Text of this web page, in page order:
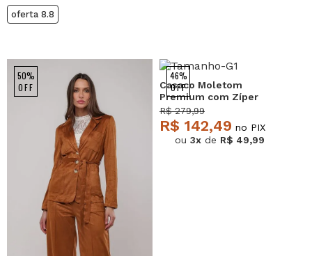
oferta 8.8
50%
OFF
46%
OFF
Casaco Moletom
Premium com Zíper
Caramelo Salvatore
R$ 279,99
R$ 142,49 no PIX
ou 3x de R$ 49,99